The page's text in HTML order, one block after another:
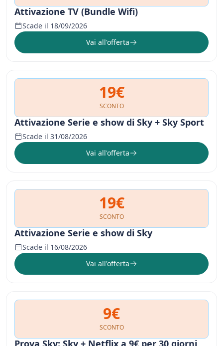
Attivazione TV (Bundle Wifi)
Scade il 18/09/2026
Vai all'offerta
19€
SCONTO
Attivazione Serie e show di Sky + Sky Sport
Scade il 31/08/2026
Vai all'offerta
19€
SCONTO
Attivazione Serie e show di Sky
Scade il 16/08/2026
Vai all'offerta
9€
SCONTO
Prova Sky: Sky + Netflix a 9€ per 30 giorni